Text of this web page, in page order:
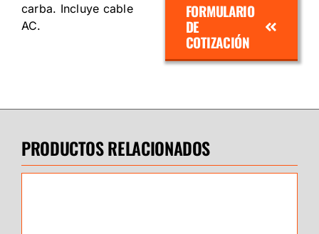
carba. Incluye cable
AC.
FORMULARIO
DE
COTIZACIÓN
PRODUCTOS RELACIONADOS